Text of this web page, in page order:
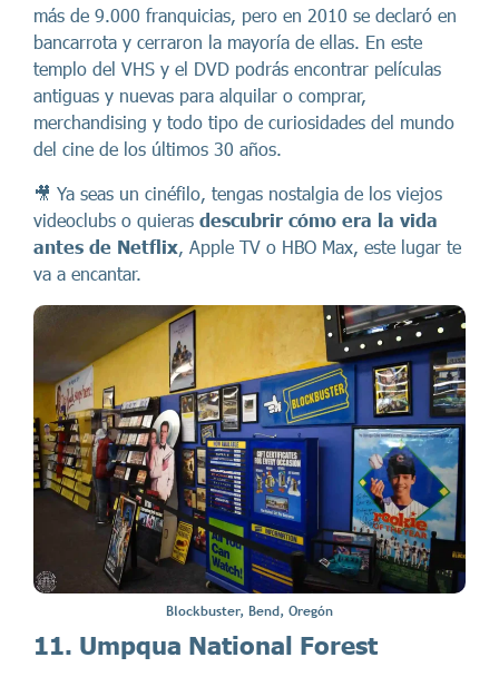
más de 9.000 franquicias, pero en 2010 se declaró en
bancarrota y cerraron la mayoría de ellas. En este
templo del VHS y el DVD podrás encontrar películas
antiguas y nuevas para alquilar o comprar,
merchandising y todo tipo de curiosidades del mundo
del cine de los últimos 30 años.
🎥 Ya seas un cinéfilo, tengas nostalgia de los viejos
videoclubs o quieras descubrir cómo era la vida
antes de Netflix, Apple TV o HBO Max, este lugar te
va a encantar.
Blockbuster, Bend, Oregón
11. Umpqua National Forest